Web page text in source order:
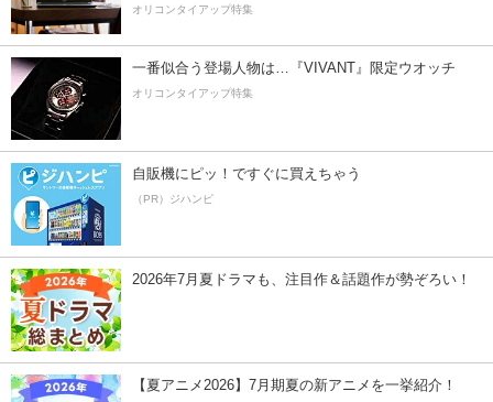
オリコンタイアップ特集
一番似合う登場人物は…『VIVANT』限定ウオッチ
オリコンタイアップ特集
自販機にピッ！ですぐに買えちゃう
（PR）ジハンピ
2026年7月夏ドラマも、注目作＆話題作が勢ぞろい！
【夏アニメ2026】7月期夏の新アニメを一挙紹介！